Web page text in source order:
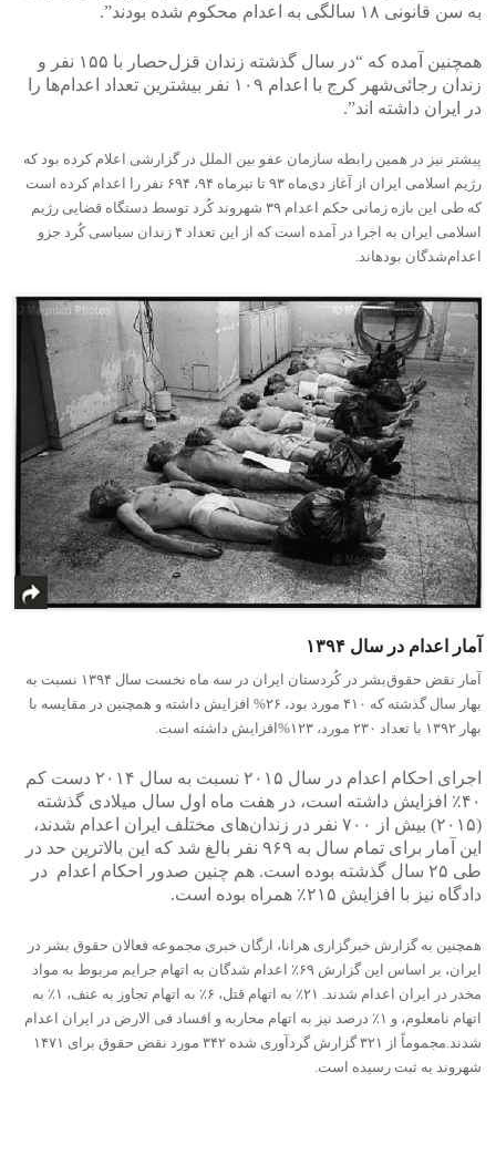
به سن قانونی ١٨ سالگی به اعدام محکوم شده بودند”.
همچنین آمده که “در سال گذشته زندان قزل‌حصار با ١۵۵ نفر و
زندان رجائی‌شهر کرج با اعدام ١٠٩ نفر بیشترین تعداد اعدام‌ها را
در ایران داشته اند”.
پیشتر نیز در همین رابطه سازمان عفو بین الملل در گزارشی اعلام کرده بود که
رژیم اسلامی ایران از آغاز دی‌ماه ٩٣ تا تیرماه ٩۴، ۶٩۴ نفر را اعدام کرده است
که طی این بازه زمانی حکم اعدام ٣٩ شهروند کُرد توسط دستگاه قضایی رژیم
اسلامی ایران به اجرا در آمده است که از این تعداد ۴ زندان سیاسی کُرد جزو
اعدام‌شدگان بود‎ه‎اند.
آمار اعدام در سال ١٣٩۴
آمار نقض حقوق‌بشر در کُردستان ایران در سە ماه نخست سال ١٣٩۴ نسبت به
بهار سال گذشته که ۴١٠ مورد بود، ٢۶% افزایش داشته و همچنین در مقایسه با
بهار ١٣٩٢ با تعداد ٢٣٠ مورد، ١٢٣%افزایش داشته است.
اجرای احکام اعدام در سال ۲۰۱۵ نسبت به سال ۲۰۱۴ دست کم
۴۰٪ افزایش داشته است، در هفت ماه اول سال میلادی گذشته
(۲۰۱۵) بیش از ۷۰۰ نفر در زندان‌های مختلف ایران اعدام شدند،
این آمار برای تمام سال به ۹۶۹ نفر بالغ شد که این بالاترین حد در
طی ۲۵ سال گذشته بوده است. هم چنین صدور احکام اعدام در
دادگاه نیز با افزایش ۲۱۵٪ همراه بوده است.
همچنین به گزارش خبرگزاری هرانا، ارگان خبری مجموعه فعالان حقوق بشر در
ایران، بر اساس این گزارش ۶۹٪ اعدام شدگان به اتهام جرایم مربوط به مواد
مخدر در ایران اعدام شدند. ۲۱٪ به اتهام قتل، ۶٪ به اتهام تجاوز به عنف، ۱٪ به
اتهام نامعلوم، و ۱٪ درصد نیز به اتهام محاربه و افساد فی الارض در ایران اعدام
شدند.مجموماً از ۳۲۱ گزارش گردآوری شده ۳۴۲ مورد نقض حقوق برای ۱۴۷۱
شهروند به ثبت رسیده است.